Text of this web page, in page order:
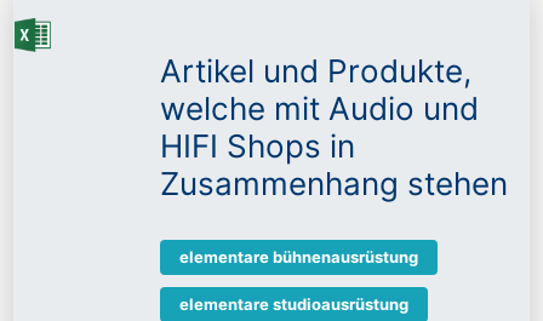
Artikel und Produkte,
welche mit Audio und
HIFI Shops in
Zusammenhang stehen
elementare bühnenausrüstung
elementare studioausrüstung